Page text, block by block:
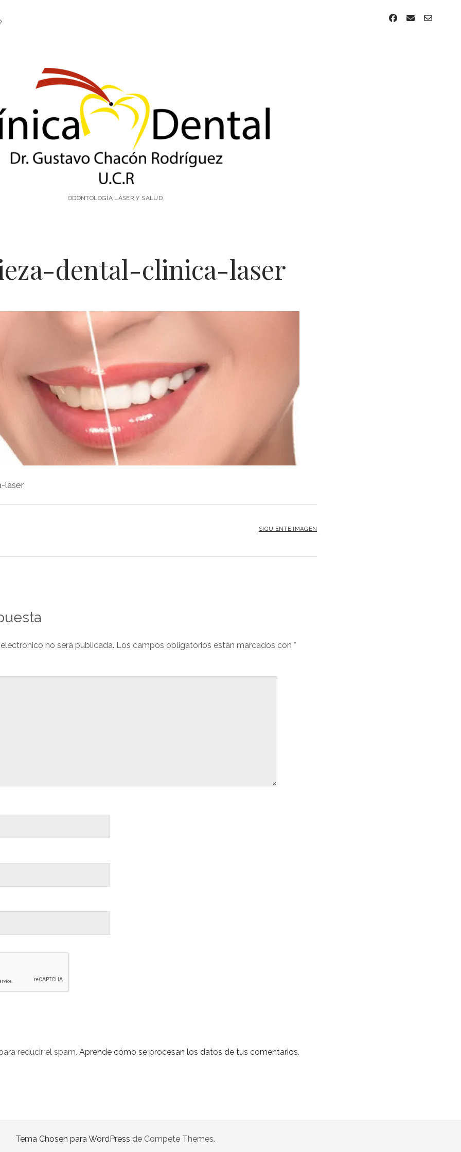
facebook
emailemail-
ODONTOLOGÍA LÁSER Y SALUD
dental-clinica-laser
laser
SIGUIENTE IMAGEN
no será publicada. Los campos obligatorios están marcados con *
reducir el spam. Aprende cómo se procesan los datos de tus comentarios.
Tema Chosen para WordPress de Compete Themes.